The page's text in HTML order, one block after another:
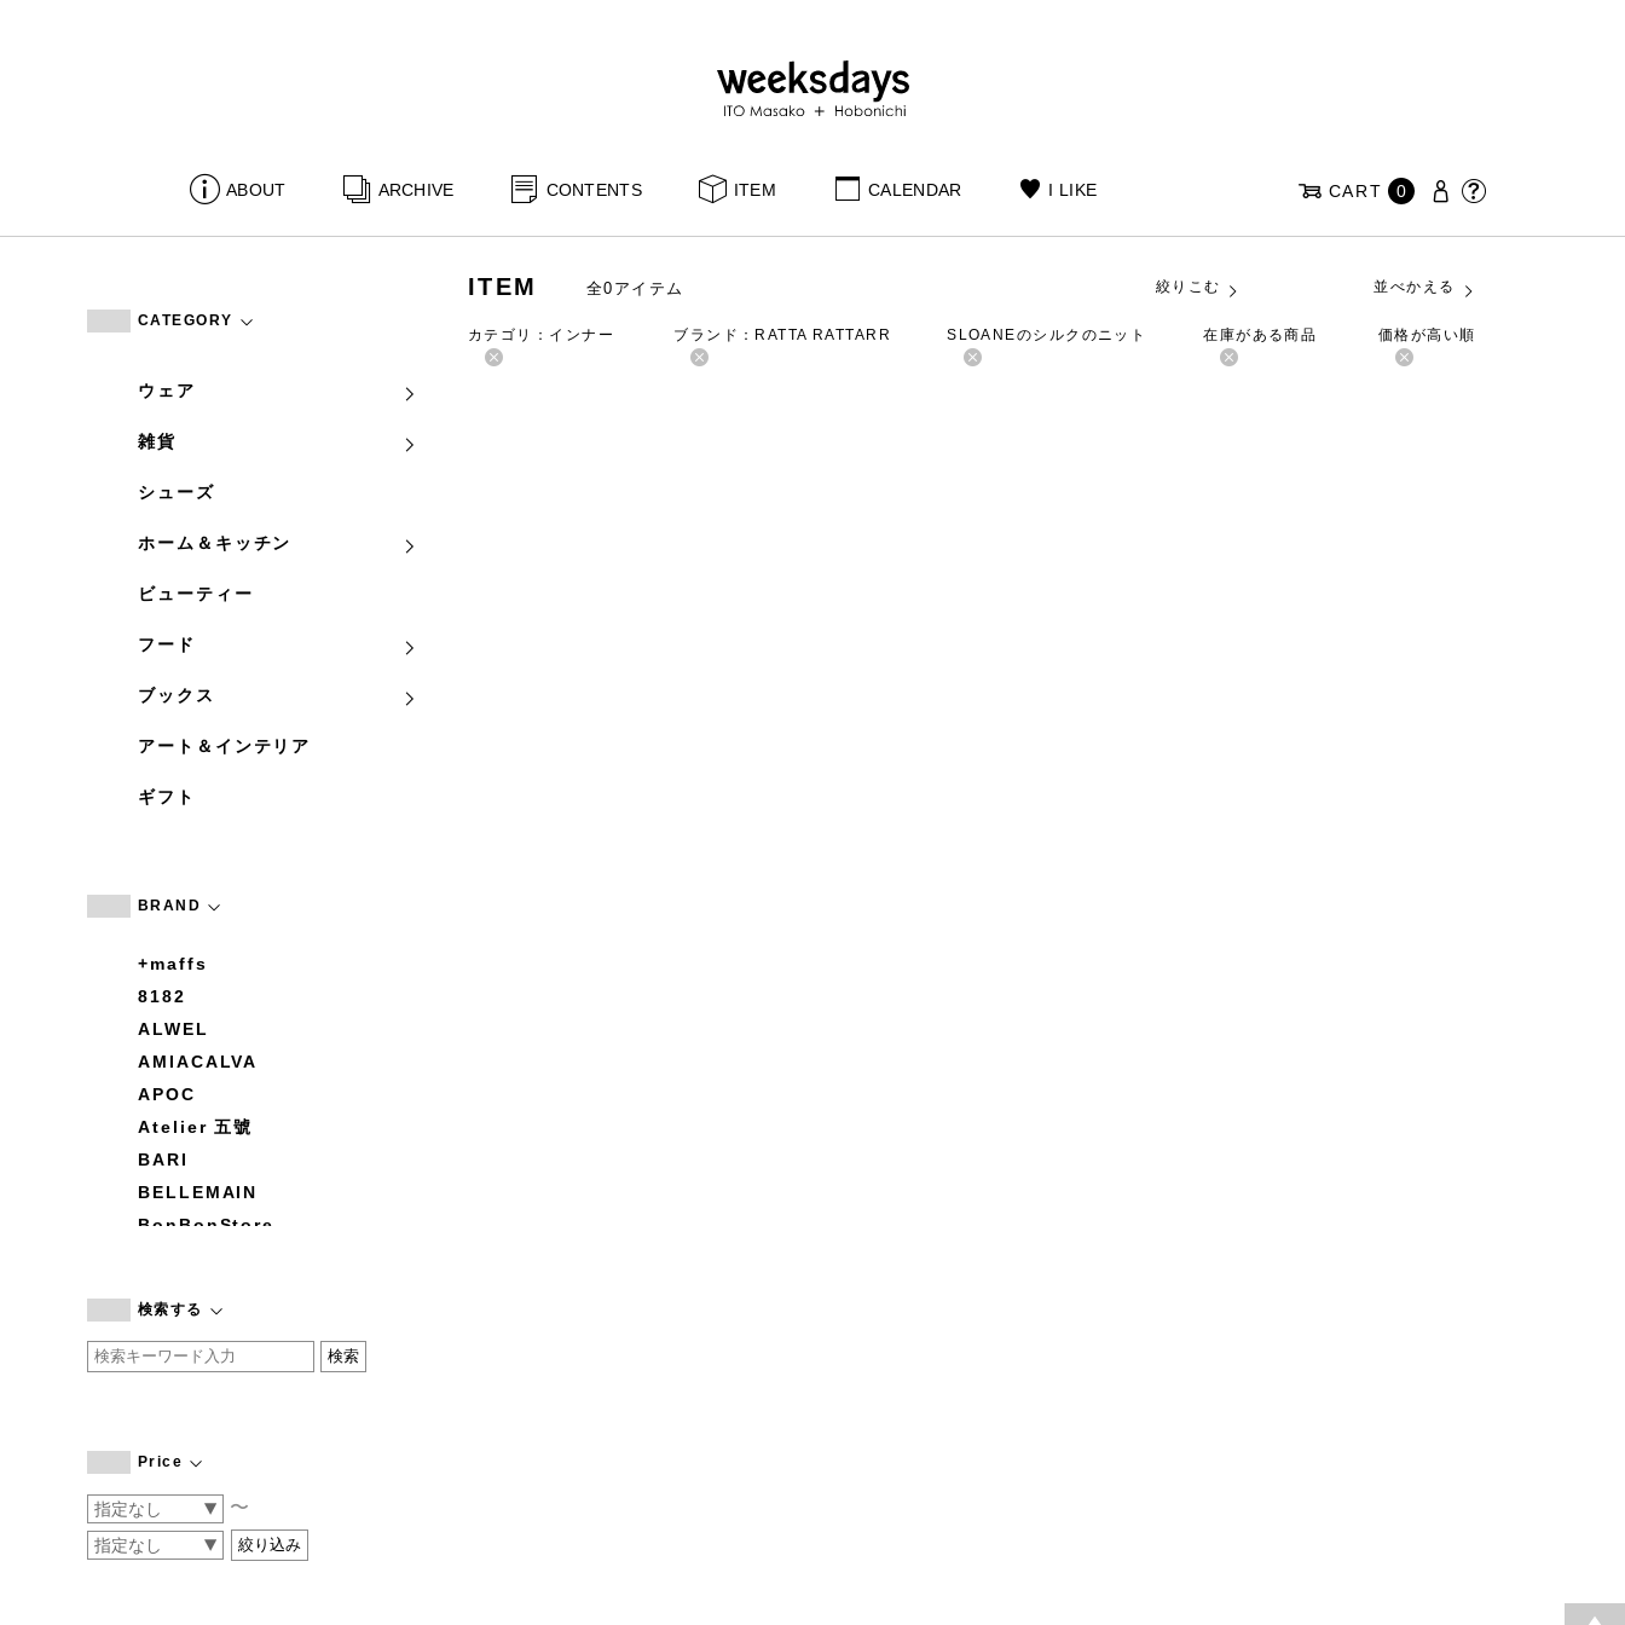
ABOUT ARCHIVE CONTENTS ITEM CALENDAR I LIKE CART 0
CATEGORY
ウェア
雑貨
シューズ
ホーム＆キッチン
ビューティー
フード
ブックス
アート＆インテリア
ギフト
BRAND
+maffs
8182
ALWEL
AMIACALVA
APOC
Atelier 五號
BARI
BELLEMAIN
BonBonStore
by basics
CATWORTH
COGTHEBIGSMOKE
CONVERSE
DEAN & DELUCA
検索する
Price
〜
ITEM 全0アイテム 絞りこむ 並べかえる
カテゴリ：インナー ブランド：RATTA RATTARR SLOANEのシルクのニット 在庫がある商品 価格が高い順